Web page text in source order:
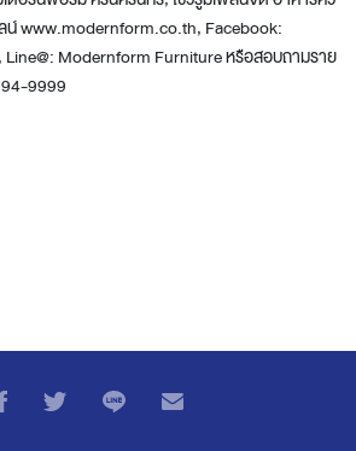
น์ www.modernform.co.th, Facebook:
Modernform Furniture หรือสอบถามราย
9999